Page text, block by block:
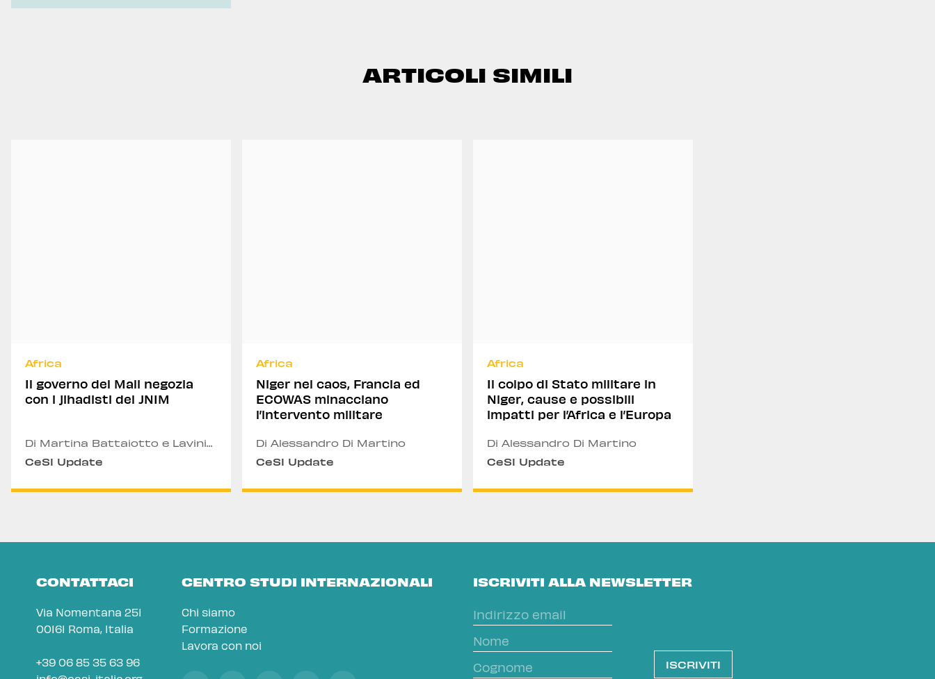
ARTICOLI SIMILI
Africa
Il governo del Mali negozia
con i jihadisti del JNIM
Di Martina Battaiotto e Lavinia
CeSI Update
Africa
Niger nel caos, Francia ed
ECOWAS minacciano
l’intervento militare
Di Alessandro Di Martino
CeSI Update
Africa
Il colpo di Stato militare in
Niger, cause e possibili
impatti per l’Africa e l’Europa
Di Alessandro Di Martino
CeSI Update
CONTATTACI
Via Nomentana 251
00161 Roma, Italia
+39 06 85 35 63 96
CENTRO STUDI INTERNAZIONALI
Chi siamo
Formazione
Lavora con noi
ISCRIVITI ALLA NEWSLETTER